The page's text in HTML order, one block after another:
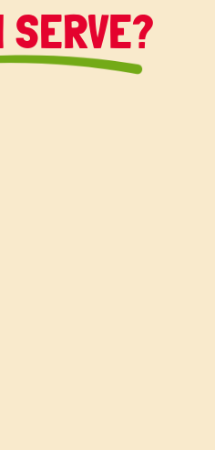
preparare questi
che potrete
di latta
SERVE?